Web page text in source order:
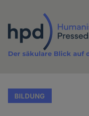
Inhalt
Der säkulare Blick auf
BILDUNG